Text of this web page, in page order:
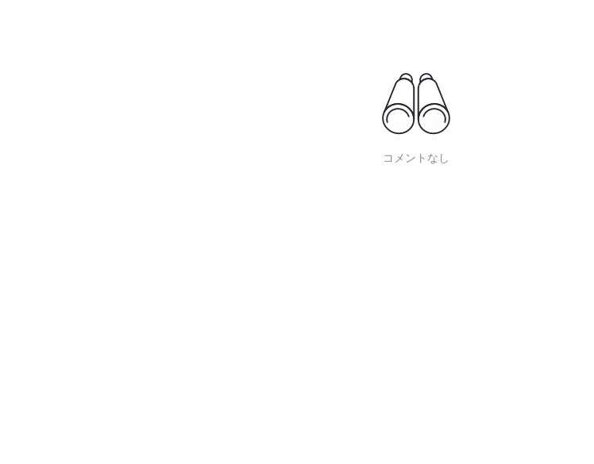
コメントなし